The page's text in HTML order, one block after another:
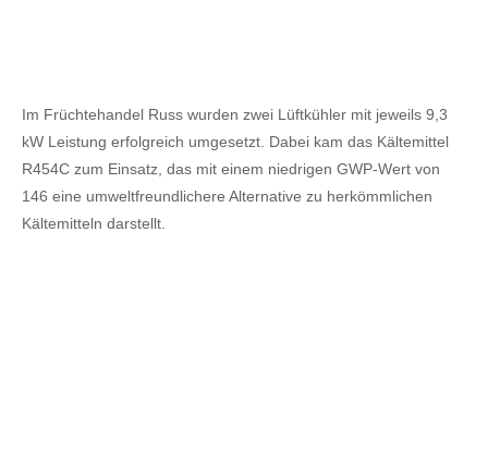
Im Früchtehandel Russ wurden zwei Lüftkühler mit jeweils 9,3
kW Leistung erfolgreich umgesetzt. Dabei kam das Kältemittel
R454C zum Einsatz, das mit einem niedrigen GWP-Wert von
146 eine umweltfreundlichere Alternative zu herkömmlichen
Kältemitteln darstellt.